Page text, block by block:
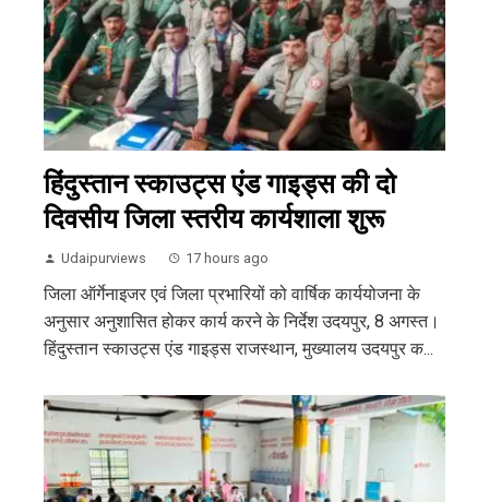
हिंदुस्तान स्काउट्स एंड गाइड्स की दो
दिवसीय जिला स्तरीय कार्यशाला शुरू
Udaipurviews 17 hours ago
जिला ऑर्गेनाइजर एवं जिला प्रभारियों को वार्षिक कार्ययोजना के
अनुसार अनुशासित होकर कार्य करने के निर्देश उदयपुर, 8 अगस्त।
हिंदुस्तान स्काउट्स एंड गाइड्स राजस्थान, मुख्यालय उदयपुर क...